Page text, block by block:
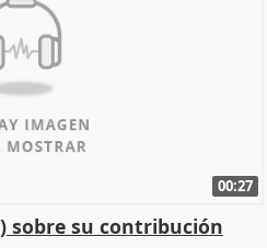
00:27
sobre su contribución